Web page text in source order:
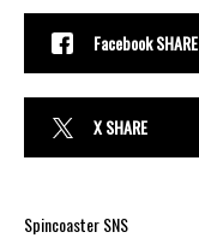
Facebook SHARE
X SHARE
Spincoaster SNS